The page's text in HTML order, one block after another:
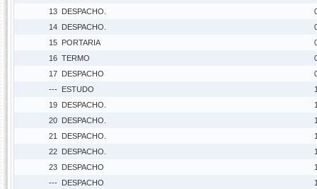
13 DESPACHO.
14 DESPACHO.
15 PORTARIA
16 TERMO
17 DESPACHO
--- ESTUDO
19 DESPACHO.
20 DESPACHO.
21
DESPACHO.
22 DESPACHO.
23 DESPACHO
--- DESPACHO